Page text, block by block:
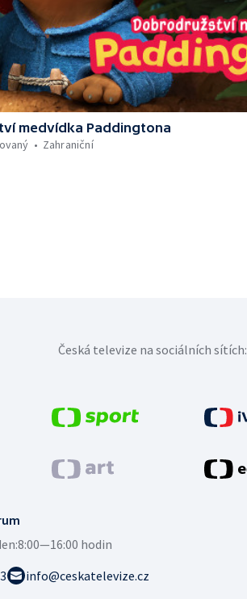
medvídka Paddingtona
Zahraniční
8:00—16:00 hodin
info@ceskatelevize.cz
Česká televize na sociálních sítích: